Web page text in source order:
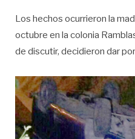
Los hechos ocurrieron la
octubre en la colonia
de discutir, decidieron dar